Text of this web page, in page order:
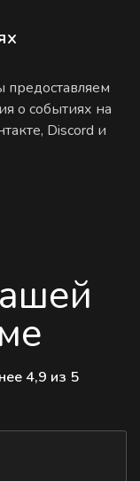
предоставляем
о событиях на
Discord и
4,9 из 5